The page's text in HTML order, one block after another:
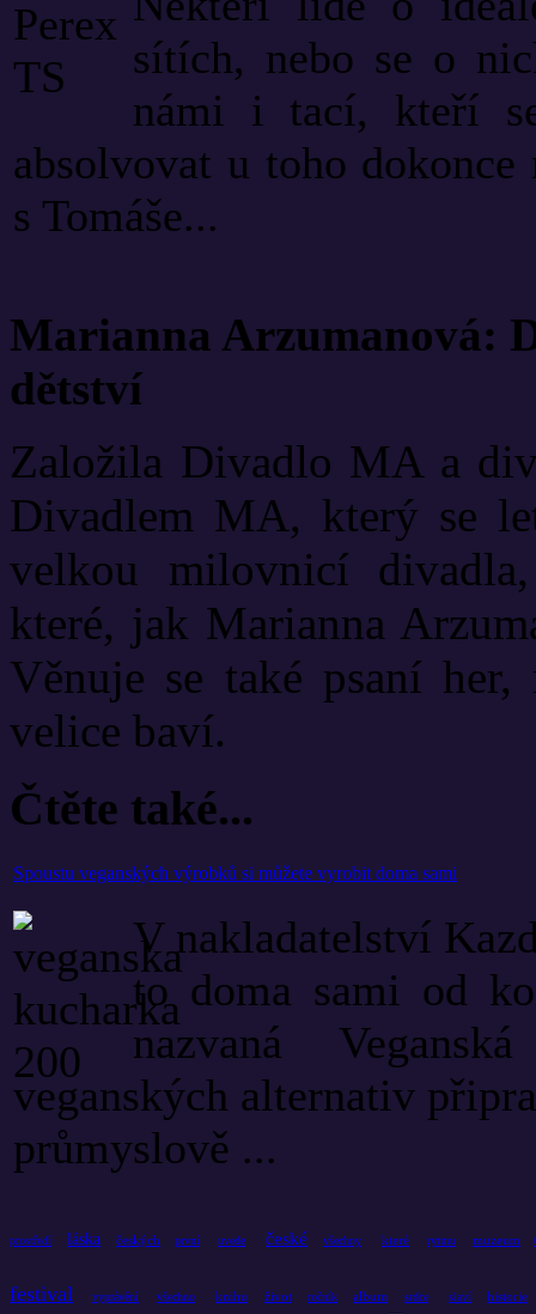
sítích, nebo se o
námi i tací, kteří
absolvovat u toho dokonce
s Tomáše...
Marianna Arzumanová:
dětství
Založila Divadlo MA a
Divadlem MA, který se
velkou milovnicí
které, jak Marianna
Věnuje se také psaní
velice baví.
Čtěte také...
Spoustu veganských výrobků si můžete vyrobit doma sami
V nakladatelství
to doma sami od
nazvaná
veganských alternativ
průmyslově ...
prostředí láska českých první uvede české všechny které rytmu muzeum
festival vyprávění všechno knihu život ročník album srdce slaví historie